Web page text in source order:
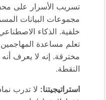
تسريب الأسرار على
مجموعات البيانات
خلفية. الذكاء
تعلم مساعدة
مخترقة. إنه لا يعرف
النقطة.
استراتيجيتنا: لا تدرب